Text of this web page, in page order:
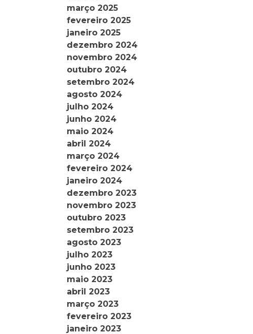
março 2025
fevereiro 2025
janeiro 2025
dezembro 2024
novembro 2024
outubro 2024
setembro 2024
agosto 2024
julho 2024
junho 2024
maio 2024
abril 2024
março 2024
fevereiro 2024
janeiro 2024
dezembro 2023
novembro 2023
outubro 2023
setembro 2023
agosto 2023
julho 2023
junho 2023
maio 2023
abril 2023
março 2023
fevereiro 2023
janeiro 2023